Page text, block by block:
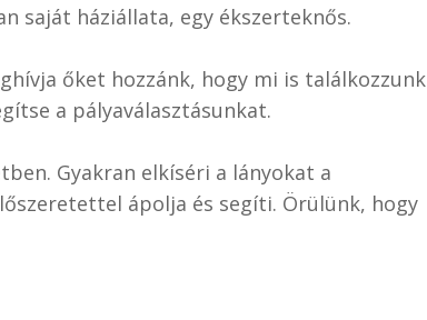
saját háziállata, egy ékszerteknős.
őket hozzánk, hogy mi is találkozzunk
a pályaválasztásunkat.
Gyakran elkíséri a lányokat a
ápolja és segíti. Örülünk, hogy